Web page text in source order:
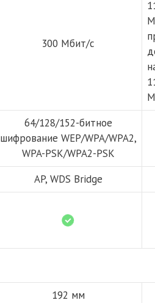
300 Мбит/с
64/128/152-битное
шифрование WEP/WPA/WPA2,
WPA-PSK/WPA2-PSK
AP, WDS Bridge
192 мм